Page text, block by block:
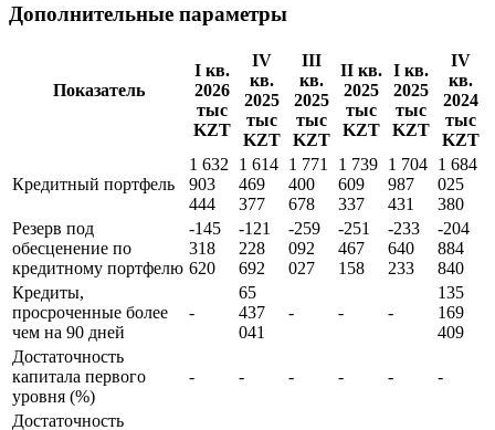
Дополнительные параметры
Показатель
I кв.
2026
тыс
KZT
IV
кв.
2025
тыс
KZT
III
кв.
2025
тыс
KZT
II кв.
2025
тыс
KZT
I кв.
2025
тыс
KZT
IV
кв.
2024
тыс
KZT
Кредитный портфель
1 632
903
444
1 614
469
377
1 771
400
678
1 739
609
337
1 704
987
431
1 684
025
380
Резерв под
обесценение по
кредитному портфелю
-145
318
620
-121
228
692
-259
092
027
-251
467
158
-233
640
233
-204
884
840
Кредиты,
просроченные более
чем на 90 дней
-
65
437
041
- - -
135
169
409
Достаточность
капитала первого
уровня (%)
- - - - - -
Достаточность